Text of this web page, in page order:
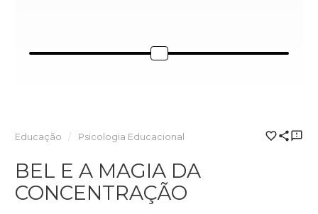
Educação Psicologia Educacional
BEL E A MAGIA DA
CONCENTRAÇÃO